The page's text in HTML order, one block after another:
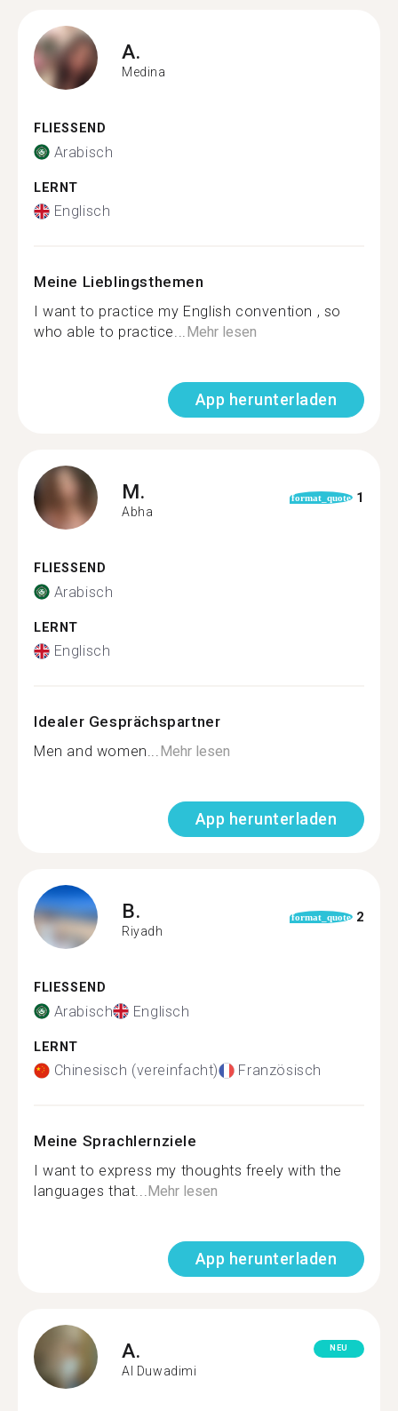
A.
Medina
FLIESSEND
Arabisch
LERNT
Englisch
Meine Lieblingsthemen
I want to practice my English convention , so
who able to practice...Mehr lesen
App herunterladen
M.
Abha
format_quote 1
FLIESSEND
Arabisch
LERNT
Englisch
Idealer Gesprächspartner
Men and women...Mehr lesen
App herunterladen
B.
Riyadh
format_quote 2
FLIESSEND
Arabisch Englisch
LERNT
Chinesisch (vereinfacht) Französisch
Meine Sprachlernziele
I want to express my thoughts freely with the
languages that...Mehr lesen
App herunterladen
A.
Al Duwadimi
NEU